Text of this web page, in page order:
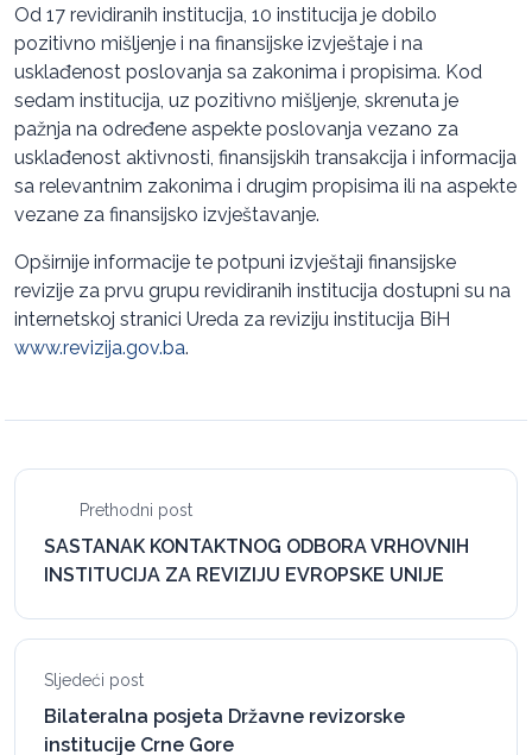
Od 17 revidiranih institucija, 10 institucija je dobilo
pozitivno mišljenje i na finansijske izvještaje i na
usklađenost poslovanja sa zakonima i propisima. Kod
sedam institucija, uz pozitivno mišljenje, skrenuta je
pažnja na određene aspekte poslovanja vezano za
usklađenost aktivnosti, finansijskih transakcija i informacija
sa relevantnim zakonima i drugim propisima ili na aspekte
vezane za finansijsko izvještavanje.
Opširnije informacije te potpuni izvještaji finansijske
revizije za prvu grupu revidiranih institucija dostupni su na
internetskoj stranici Ureda za reviziju institucija BiH
www.revizija.gov.ba.
Prethodni post
SASTANAK KONTAKTNOG ODBORA VRHOVNIH
INSTITUCIJA ZA REVIZIJU EVROPSKE UNIJE
Sljedeći post
Bilateralna posjeta Državne revizorske
institucije Crne Gore